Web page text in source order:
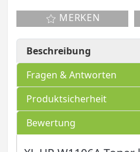
MERKEN
Beschreibung
Fragen & Antworten
Produktsicherheit
Bewertung